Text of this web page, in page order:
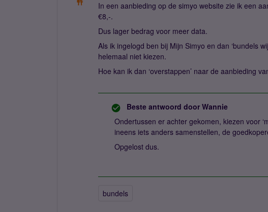
In een aanbieding op de simyo website zie ik een
€8,-.
Dus lager bedrag voor meer data.
Als ik ingelogd ben bij Mijn Simyo en dan ‘bundels
helemaal niet kiezen.
Hoe kan ik dan ‘overstappen’ naar de aanbieding
Beste antwoord door Wannie
Ondertussen er achter gekomen, kiezen voor
ineens iets anders samenstellen, de
Opgelost dus.
bundels